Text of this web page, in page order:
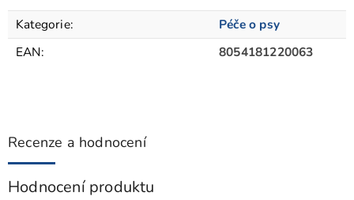
Kategorie:
Péče o psy
EAN: 8054181220063
Recenze a hodnocení
Hodnocení produktu